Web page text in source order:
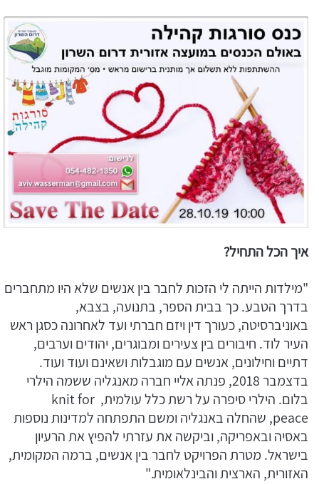
איך הכל התחיל?
"מילדות הייתה לי הזכות לחבר בין אנשים שלא היו מתחברים
בדרך הטבע. כך בבית הספר, בתנועה, בצבא,
באוניברסיטה, כעורך דין ויזם חברתי ועד לאחרונה כסגן ראש
העיר לוד. חיבורים בין צעירים ומבוגרים, יהודים וערבים,
דתיים וחילונים, אנשים עם מוגבלות ושאינם ועוד ועוד.
בדצמבר 2018, פנתה אליי חברה מאנגליה ששמה הילרי
בלום. הילרי סיפרה על רשת כלל עולמית, knit for
peace, שהחלה באנגליה ומשם התפתחה למדינות נוספות
באסיה ובאפריקה, וביקשה את עזרתי להפיץ את הרעיון
בישראל. מטרת הפרויקט לחבר בין אנשים, ברמה המקומית,
האזורית, הארצית והבינלאומית."